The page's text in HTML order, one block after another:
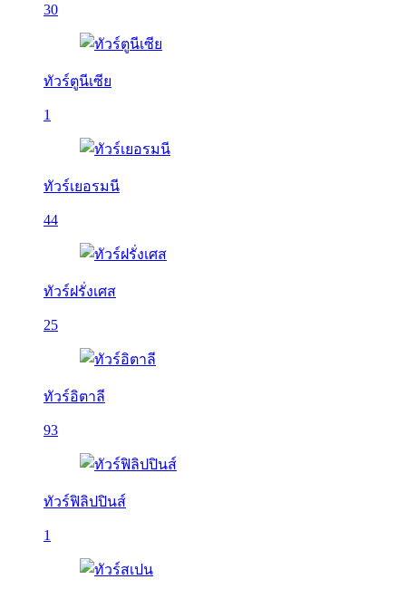
30
ทัวร์ตูนีเซีย
1
ทัวร์เยอรมนี
44
ทัวร์ฝรั่งเศส
25
ทัวร์อิตาลี
93
ทัวร์ฟิลิปปินส์
1